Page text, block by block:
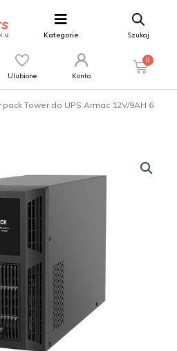
Kategorie Szukaj
Ulubione Konto
0
pack Tower do UPS Armac 12V/9AH 6